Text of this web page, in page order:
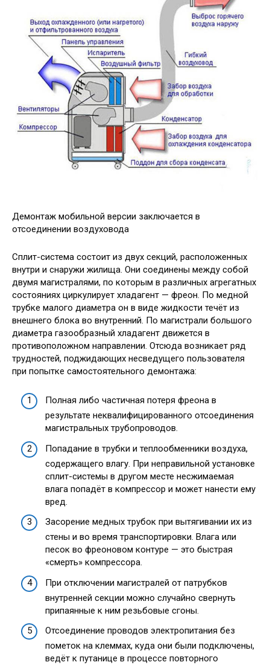
Демонтаж мобильной версии заключается в
отсоединении воздуховода
Сплит-система состоит из двух секций, расположенных
внутри и снаружи жилища. Они соединены между собой
двумя магистралями, по которым в различных агрегатных
состояниях циркулирует хладагент — фреон. По медной
трубке малого диаметра он в виде жидкости течёт из
внешнего блока во внутренний. По магистрали большого
диаметра газообразный хладагент движется в
противоположном направлении. Отсюда возникает ряд
трудностей, поджидающих несведущего пользователя
при попытке самостоятельного демонтажа:
Полная либо частичная потеря фреона в
результате неквалифицированного отсоединения
магистральных трубопроводов.
Попадание в трубки и теплообменники воздуха,
содержащего влагу. При неправильной установке
сплит-системы в другом месте несжимаемая
влага попадёт в компрессор и может нанести ему
вред.
Засорение медных трубок при вытягивании их из
стены и во время транспортировки. Влага или
песок во фреоновом контуре — это быстрая
«смерть» компрессора.
При отключении магистралей от патрубков
внутренней секции можно случайно свернуть
припаянные к ним резьбовые сгоны.
Отсоединение проводов электропитания без
пометок на клеммах, куда они были подключены,
ведёт к путанице в процессе повторного